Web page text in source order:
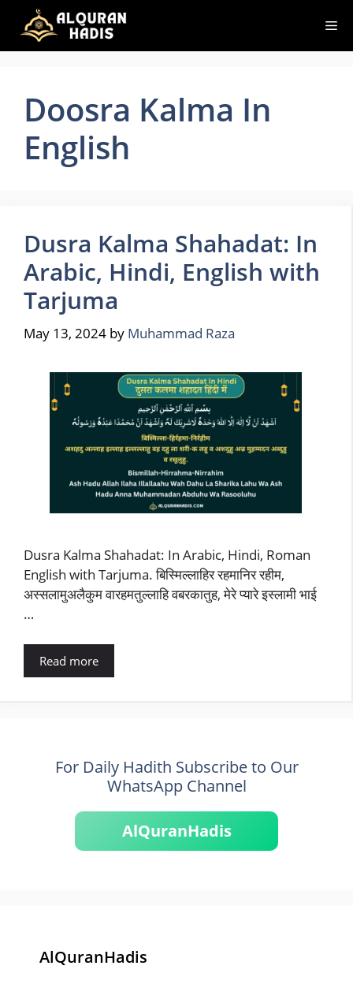
content
Doosra Kalma In
English
Dusra Kalma Shahadat: In
Arabic, Hindi, English with
Tarjuma
May 13, 2024 by Muhammad Raza
Dusra Kalma Shahadat: In Arabic, Hindi, Roman
English with Tarjuma. बिस्मिल्लाहिर रहमानिर रहीम,
अस्सलामुअलैकुम वारहमतुल्लाहि वबरकातुह, मेरे प्यारे इस्लामी भाई
…
Read more
For Daily Hadith Subscribe to Our
WhatsApp Channel
AlQuranHadis
AlQuranHadis